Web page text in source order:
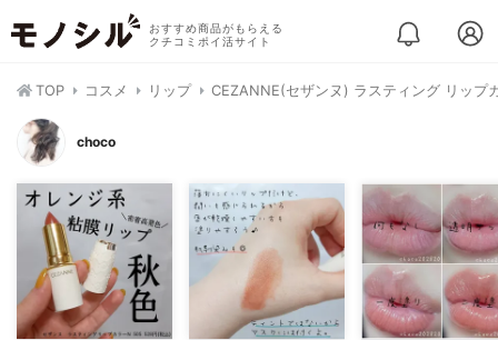
おすすめ商品がもらえる
クチコミポイ活サイト
TOP コスメ リップ CEZANNE(セザンヌ) ラスティング リップ
choco